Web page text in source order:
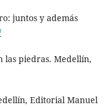
juntos y además
las piedras. Medellín,
Editorial Manuel